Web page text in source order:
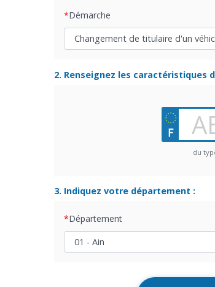
Démarche
2. Renseignez les caractéristiques
du
3. Indiquez votre département :
Département